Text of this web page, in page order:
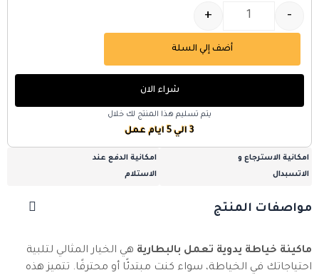
-
+
أضف إلي السلة
شراء الان
يتم تسليم هذا المنتج لك خلال
3 الي 5 ايام عمل
امكانية الاسترجاع و
الاتسبدال
امكانية الدفع عند
الاستلام
مواصفات المنتج
ماكينة خياطة يدوية تعمل بالبطارية هي الخيار المثالي لتلبية
احتياجاتك في الخياطة، سواء كنت مبتدئًا أو محترفًا. تتميز هذه